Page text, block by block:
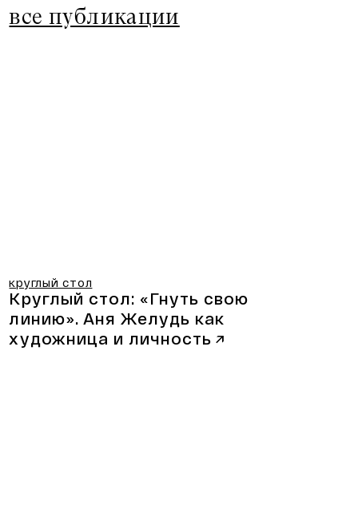
все публикации
круглый стол
Круглый стол: «Гнуть свою
линию». Аня Желудь как
художница и личность ↗